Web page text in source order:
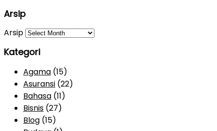
Arsip
Arsip
Kategori
Agama (15)
Asuransi (22)
Bahasa (11)
Bisnis (27)
Blog (15)